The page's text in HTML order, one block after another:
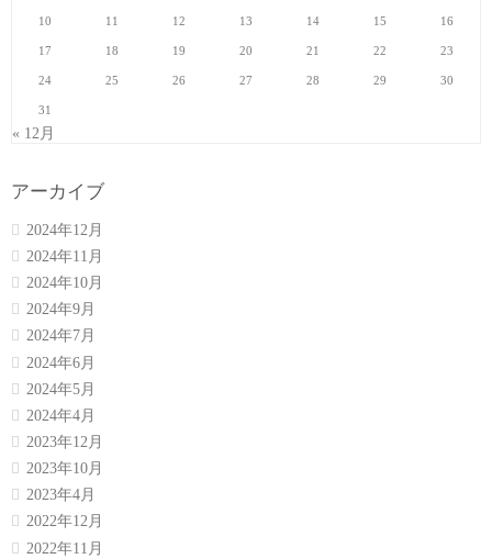
10 11 12 13 14 15 16
17 18 19 20 21 22 23
24 25 26 27 28 29 30
31
« 12月
アーカイブ
2024年12月
2024年11月
2024年10月
2024年9月
2024年7月
2024年6月
2024年5月
2024年4月
2023年12月
2023年10月
2023年4月
2022年12月
2022年11月